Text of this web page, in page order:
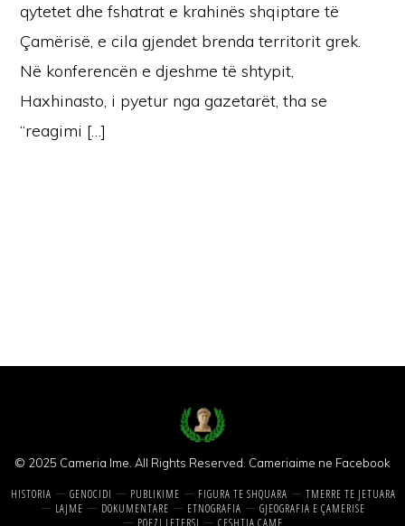
qytetet dhe fshatrat e krahinës shqiptare të
Çamërisë, e cila gjendet brenda territorit grek.
Në konferencën e djeshme të shtypit,
Haxhinasto, i pyetur nga gazetarët, tha se
“reagimi […]
© 2025 Cameria Ime. All Rights Reserved. Cameriaime ne Facebook
HISTORIA GENOCIDI PUBLIKIME FIGURA TE SHQUARA
TMERRE TE JETUARA
LAJME
DOKUMENTARE ETNOGRAFIA
GJEOGRAFIA E ÇAMERISE
POEZI LETERSI
CESHTJA CAME